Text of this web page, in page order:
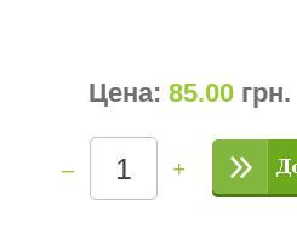
Цена: 85.00 грн.
– +